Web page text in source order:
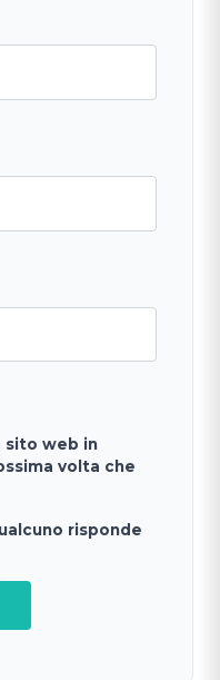
sito web in
volta che
risponde